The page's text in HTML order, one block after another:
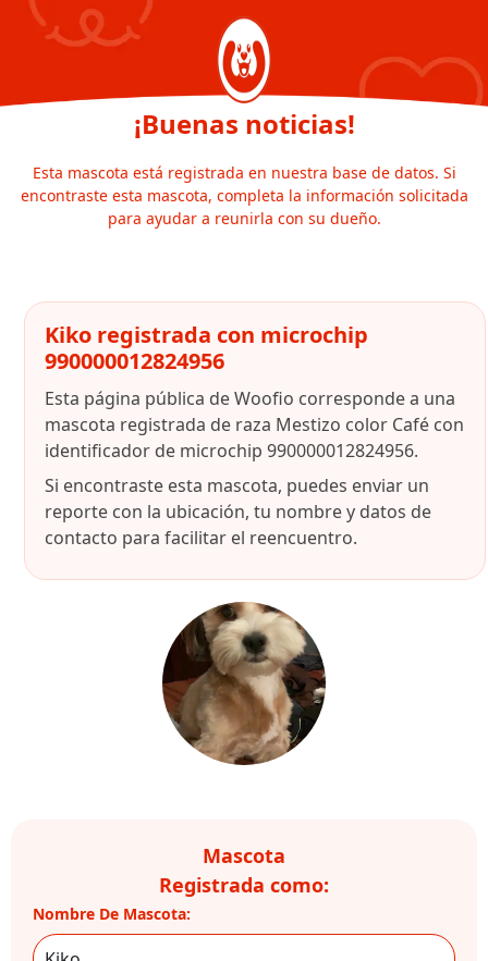
¡Buenas noticias!
Esta mascota está registrada en nuestra base de datos. Si
encontraste esta mascota, completa la información solicitada
para ayudar a reunirla con su dueño.
Kiko registrada con microchip
990000012824956
Esta página pública de Woofio corresponde a una
mascota registrada de raza Mestizo color Café con
identificador de microchip 990000012824956.
Si encontraste esta mascota, puedes enviar un
reporte con la ubicación, tu nombre y datos de
contacto para facilitar el reencuentro.
Mascota
Registrada como:
Nombre De Mascota: